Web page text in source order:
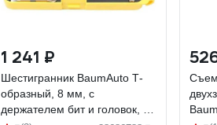
1 241 ₽
Шестигранник BaumAuto Т-
образный, 8 мм, с
держателем бит и головок, 52